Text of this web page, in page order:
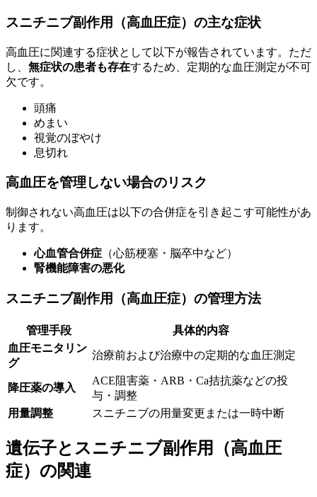
スニチニブ副作用（高血圧症）の主な症状
高血圧に関連する症状として以下が報告されています。ただ
し、 無症状の患者も存在するため、定期的な血圧測定が不可
欠です。
頭痛
めまい
視覚のぼやけ
息切れ
高血圧を管理しない場合のリスク
制御されない高血圧は以下の合併症を引き起こす可能性があ
ります。
心血管合併症 （心筋梗塞・脳卒中など）
腎機能障害の悪化
スニチニブ副作用（高血圧症）の管理方法
管理手段
具体的内容
血圧モニタリン
グ
治療前および治療中の定期的な血圧測定
降圧薬の導入
ACE阻害薬・ARB・Ca拮抗薬などの投
与・調整
用量調整
スニチニブの用量変更または一時中断
遺伝子とスニチニブ副作用（高血圧
症）の関連